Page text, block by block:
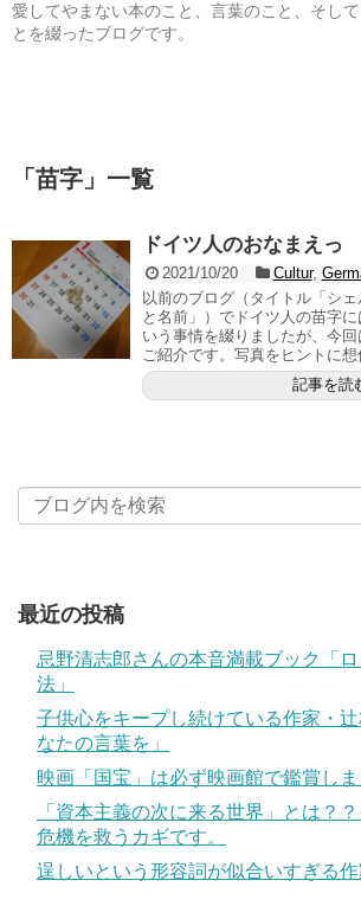
愛してやまない本のこと、言葉のこと、そし
とを綴ったブログです。
「 苗字 」 一覧
ドイツ人のおなまえっ
2021/10/20 Cultur,
以前のブログ（タイトル「シ
と名前」）でドイツ人の苗字
いう事情を綴りましたが、今
ご紹介です。写真をヒントに想
記事を読
最近の投稿
忌野清志郎さんの本音満載ブック「
法」
子供心をキープし続けている作家・
なたの言葉を」
映画「国宝」は必ず映画館で鑑賞しま
「資本主義の次に来る世界」とは？
危機を救うカギです。
逞しいという形容詞が似合いすぎる